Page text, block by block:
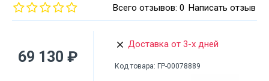
Всего отзывов: 0 Написать отзыв
69 130 ₽
Доставка от 3-х дней
Код товара: ГР-00078889